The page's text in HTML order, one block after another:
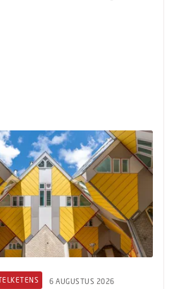
6 AUGUSTUS 2026
REVENUE MANAGEMENT
2026
management draait
om meer dan alleen
revenue managers is de
jaren flink veranderd. Waar